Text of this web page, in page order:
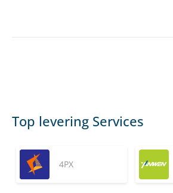
Top levering Services
4PX